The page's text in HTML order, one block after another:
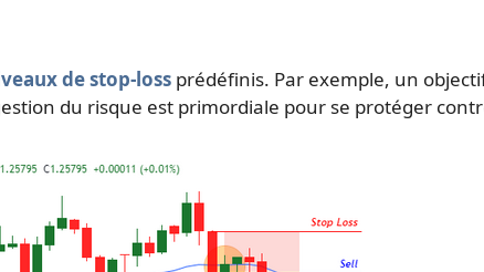
de stop-loss prédéfinis. Par exemple, un
du risque est primordiale pour se protéger